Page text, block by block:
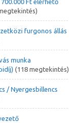
Ft elérhető
furgonos állás
munka
(118 megtekintés)
/ Nyergesbillencs